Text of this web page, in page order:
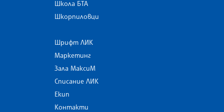
Школа БТА
Шкорпиловци
Шрифт ЛИК
Маркетинг
Зала МаксиМ
Списание ЛИК
Екип
Контакти